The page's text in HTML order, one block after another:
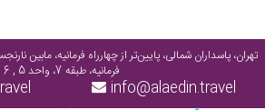
تهران، پاسداران شمالی، پایین‌تر از چهارراه فرمانیه، مابین
فرمانیه، طبقه 7، واحد 5 , 6
info@alaedin.travel